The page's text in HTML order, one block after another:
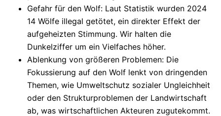
Gefahr für den Wolf: Laut Statistik wurden 2024
14 Wölfe illegal getötet, ein direkter Effekt der
aufgeheizten Stimmung. Wir halten die
Dunkelziffer um ein Vielfaches höher.
Ablenkung von größeren Problemen: Die
Fokussierung auf den Wolf lenkt von dringenden
Themen, wie Umweltschutz sozialer Ungleichheit
oder den Strukturproblemen der Landwirtschaft
ab, was wirtschaftlichen Akteuren zugutekommt.